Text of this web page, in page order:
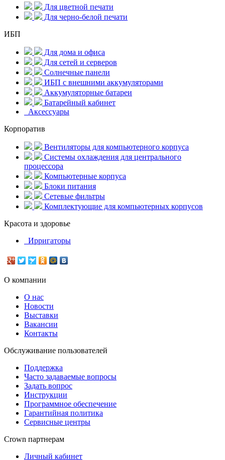
Для цветной печати
Для черно-белой печати
ИБП
Для дома и офиса
Для сетей и серверов
Солнечные панели
ИБП с внешними аккумуляторами
Аккумуляторные батареи
Батарейный кабинет
Аксессуары
Корпоратив
Вентиляторы для компьютерного корпуса
Системы охлаждения для центрального
процессора
Компьютерные корпуса
Блоки питания
Сетевые фильтры
Комплектующие для компьютерных корпусов
Красота и здоровье
Ирригаторы
О компании
О нас
Новости
Выставки
Вакансии
Контакты
Обслуживание пользователей
Поддержка
Часто задаваемые вопросы
Задать вопрос
Инструкции
Программное обеспечение
Гарантийная политика
Сервисные центры
Crown партнерам
Личный кабинет